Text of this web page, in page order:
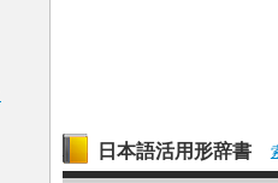
日本語活用形辞書